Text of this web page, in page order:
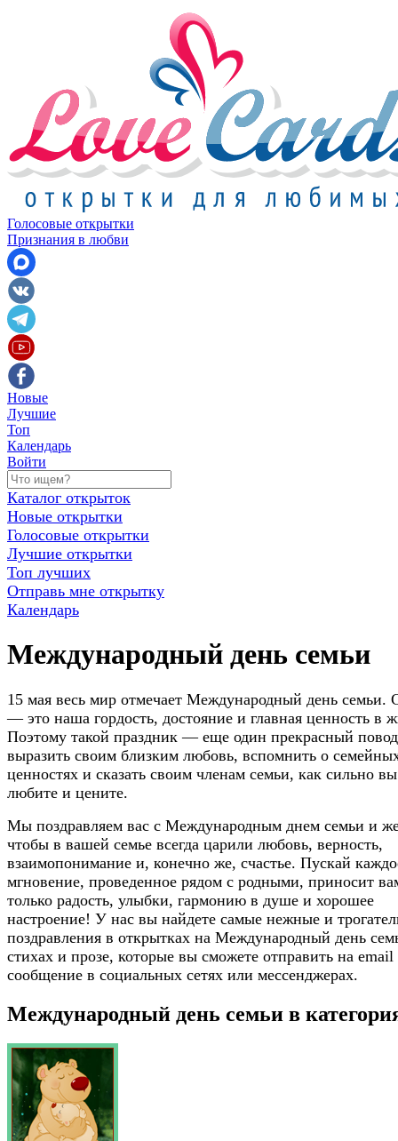
Голосовые открытки
Признания в любви
Новые
Лучшие
Топ
Календарь
Войти
Каталог открыток
Новые открытки
Голосовые открытки
Лучшие открытки
Топ лучших
Отправь мне открытку
Календарь
Международный день семьи
15 мая весь мир отмечает Международный день семьи.
— это наша гордость, достояние и главная ценность в
Поэтому такой праздник — еще один прекрасный повод
выразить своим близким любовь, вспомнить о
ценностях и сказать своим членам семьи, как сильно
любите и цените.
Мы поздравляем вас с Международным днем семьи и
чтобы в вашей семье всегда царили любовь, верность,
взаимопонимание и, конечно же, счастье. Пускай
мгновение, проведенное рядом с родными, приносит
только радость, улыбки, гармонию в душе и хорошее
настроение! У нас вы найдете самые нежные и
поздравления в открытках на Международный день
стихах и прозе, которые вы сможете отправить на
сообщение в социальных сетях или мессенджерах.
Международный день семьи в